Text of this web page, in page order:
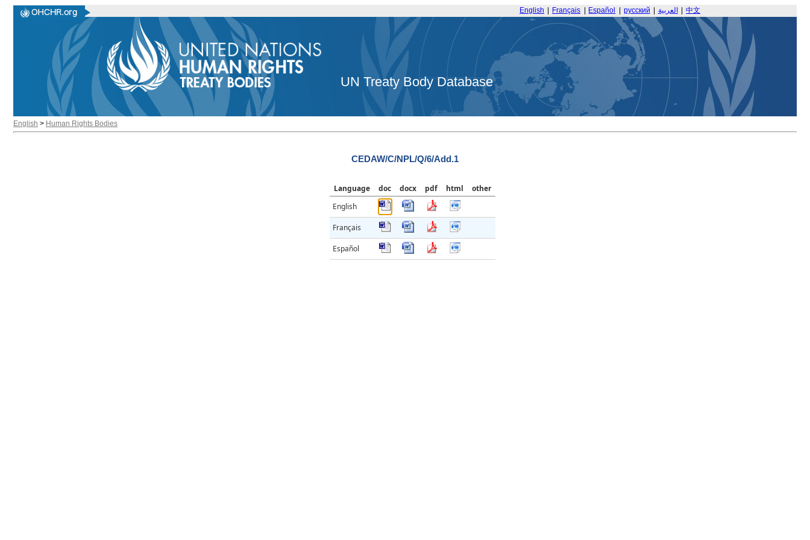
English Français Español русский العربية 中文
UN Treaty Body Database
English > Human Rights Bodies
CEDAW/C/NPL/Q/6/Add.1
Language doc docx pdf html
other
English
Français
Español